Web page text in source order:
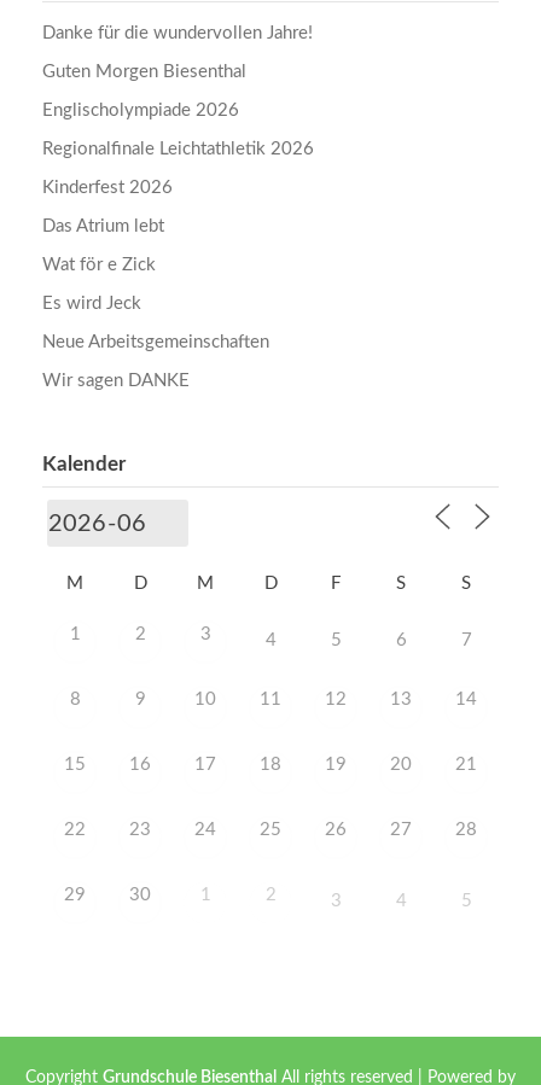
Danke für die wundervollen Jahre!
Guten Morgen Biesenthal
Englischolympiade 2026
Regionalfinale Leichtathletik 2026
Kinderfest 2026
Das Atrium lebt
Wat för e Zick
Es wird Jeck
Neue Arbeitsgemeinschaften
Wir sagen DANKE
Kalender
M D M D F S S
1 2 3 4 5 6 7
8 9 10 11 12 13 14
15 16 17 18 19 20 21
22 23 24 25 26 27 28
29 30 1 2 3 4 5
Copyright Grundschule Biesenthal All rights reserved | Powered by